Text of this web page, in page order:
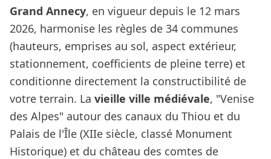
Grand Annecy, en vigueur depuis le 12 mars
2026, harmonise les règles de 34 communes
(hauteurs, emprises au sol, aspect extérieur,
stationnement, coefficients de pleine terre) et
conditionne directement la constructibilité de
votre terrain. La vieille ville médiévale, "Venise
des Alpes" autour des canaux du Thiou et du
Palais de l'Île (XIIe siècle, classé Monument
Historique) et du château des comtes de